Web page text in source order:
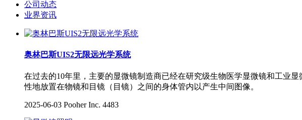
公司动态
业界资讯
奥林巴斯UIS2无限远光学系统
在过去的10年里，主要的显微镜制造商已经在研究级生物医学显微镜和工业
性地放置在物镜和目镜（目镜）之间的身体管内以产生中间图像。
2025-06-03 Pooher Inc. 4483